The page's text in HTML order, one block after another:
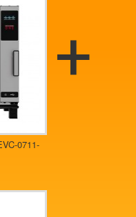
0711-